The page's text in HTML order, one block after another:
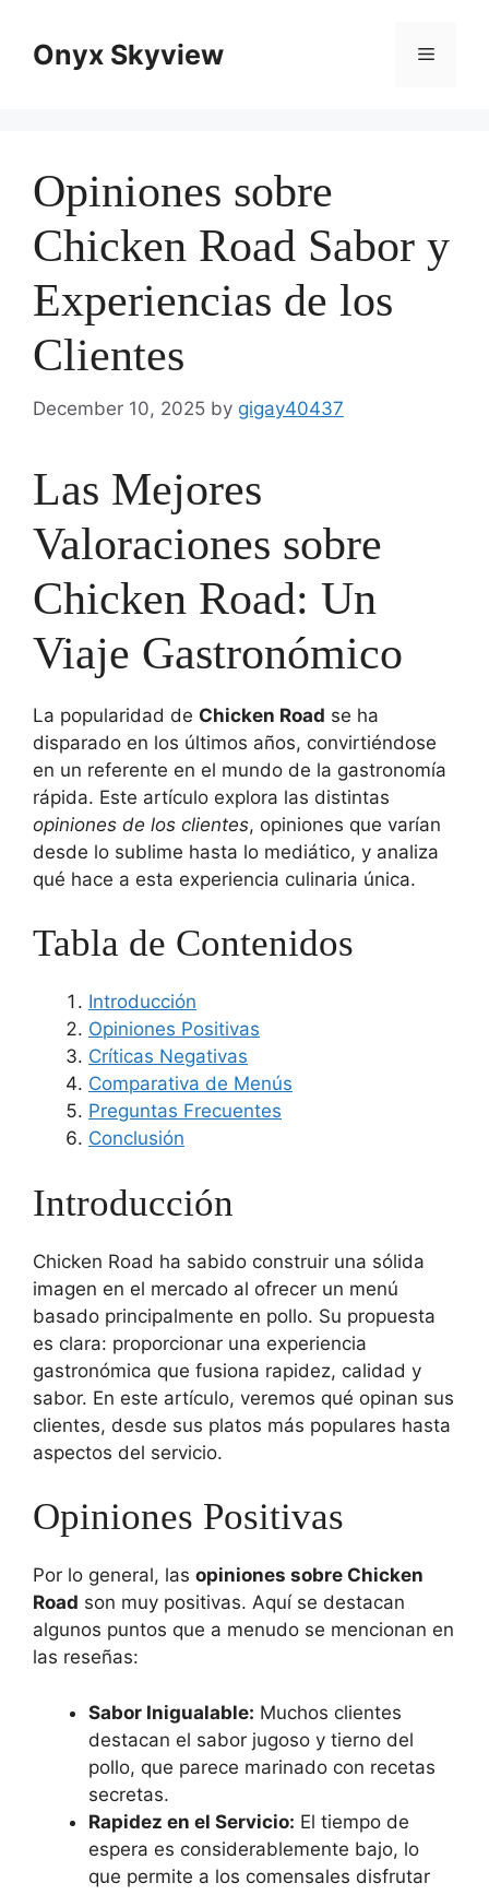
contentOnyx Skyview Menu
Opiniones sobre
Chicken Road Sabor y
Experiencias de los
Clientes
December 10, 2025 by gigay40437
Las Mejores
Valoraciones sobre
Chicken Road: Un
Viaje Gastronómico
La popularidad de Chicken Road se ha
disparado en los últimos años, convirtiéndose
en un referente en el mundo de la gastronomía
rápida. Este artículo explora las distintas
opiniones de los clientes, opiniones que varían
desde lo sublime hasta lo mediático, y analiza
qué hace a esta experiencia culinaria única.
Tabla de Contenidos
Introducción
Opiniones Positivas
Críticas Negativas
Comparativa de Menús
Preguntas Frecuentes
Conclusión
Introducción
Chicken Road ha sabido construir una sólida
imagen en el mercado al ofrecer un menú
basado principalmente en pollo. Su propuesta
es clara: proporcionar una experiencia
gastronómica que fusiona rapidez, calidad y
sabor. En este artículo, veremos qué opinan sus
clientes, desde sus platos más populares hasta
aspectos del servicio.
Opiniones Positivas
Por lo general, las opiniones sobre Chicken
Road son muy positivas. Aquí se destacan
algunos puntos que a menudo se mencionan en
las reseñas:
Sabor Inigualable: Muchos clientes
destacan el sabor jugoso y tierno del
pollo, que parece marinado con recetas
secretas.
Rapidez en el Servicio: El tiempo de
espera es considerablemente bajo, lo
que permite a los comensales disfrutar